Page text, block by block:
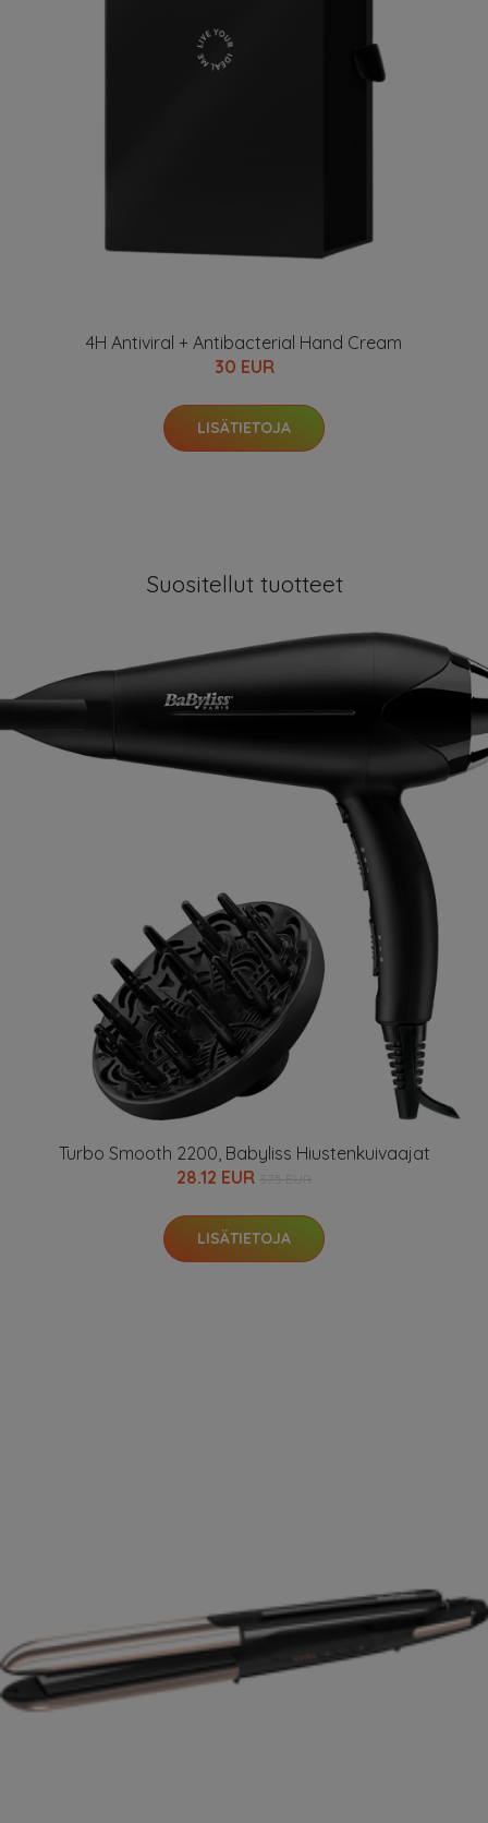
4H Antiviral + Antibacterial Hand Cream
30 EUR
LISÄTIETOJA
Suositellut tuotteet
Turbo Smooth 2200, Babyliss Hiustenkuivaajat
28.12 EUR
LISÄTIETOJA